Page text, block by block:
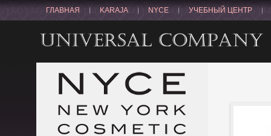
ГЛАВНАЯ KARAJA NYCE УЧЕБНЫЙ ЦЕНТР